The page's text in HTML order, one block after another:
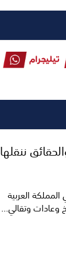
ننقلها
العربية
وعادات وتقالي...